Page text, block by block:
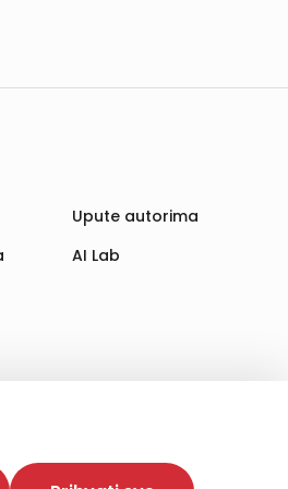
tu svrhu. Naši partneri
Upute autorima
AI Lab